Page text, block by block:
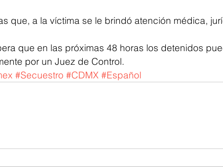
que, a la víctima se le brindó atención médica,
que en las próximas 48 horas los detenidos
por un Juez de Control.
#Secuestro #CDMX #Español